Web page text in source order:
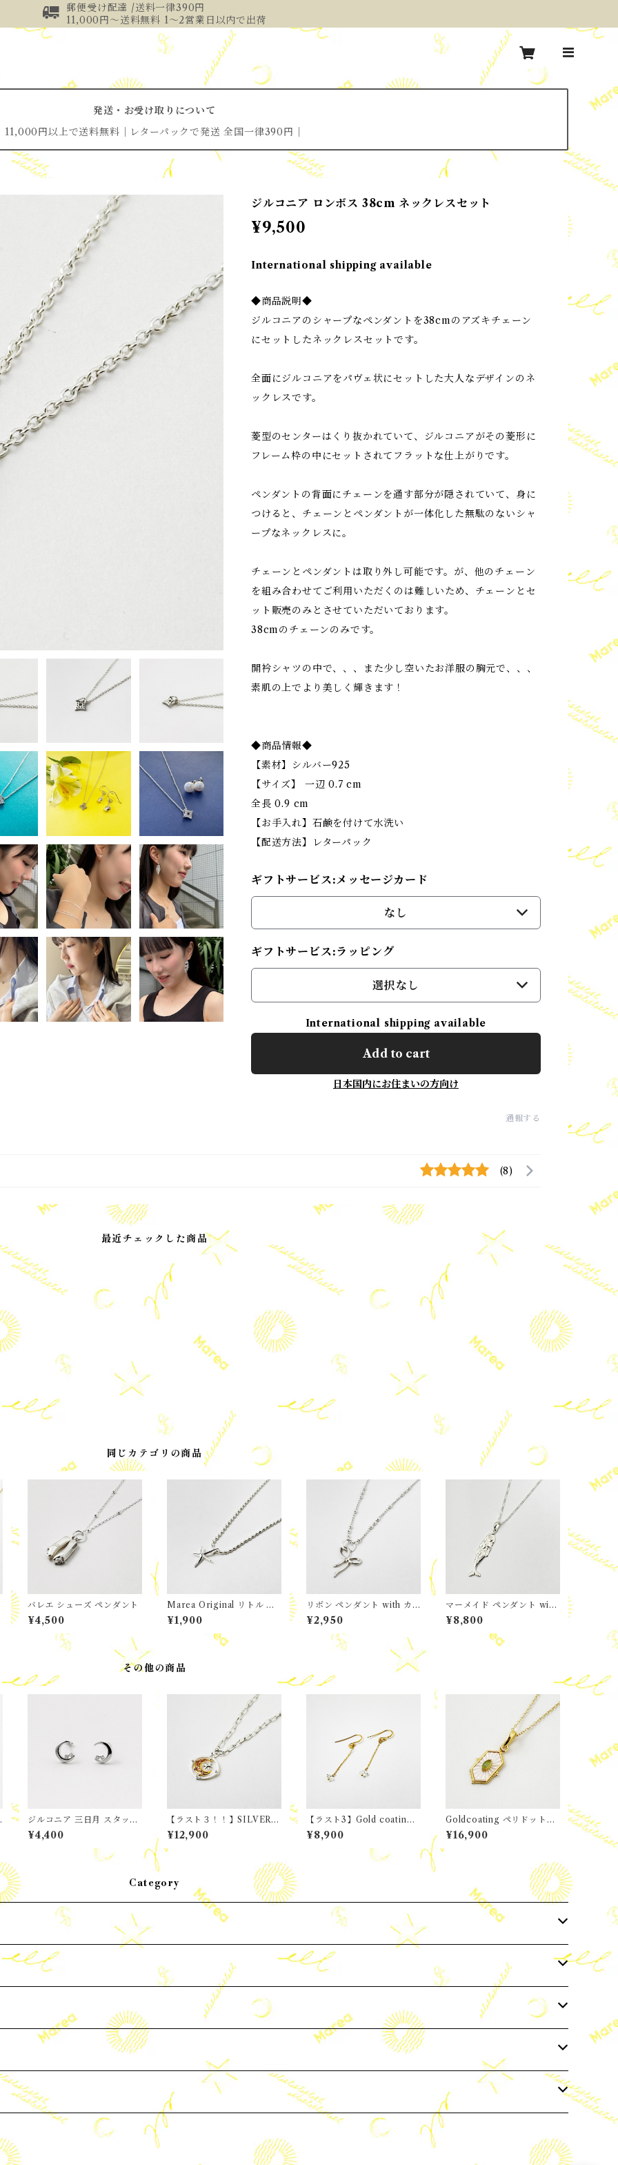
郵便受け配達 /送料一律390円
11,000円～送料無料 1～2営業日以内で出荷
発送・お受け取りについて
11,000円以上で送料無料│レターパックで発送 全国一律390円│
ジルコニア ロンボス 38cm ネックレスセット
¥9,500
International shipping available
◆商品説明◆
ジルコニアのシャープなペンダントを38cmのアズキチェーン
にセットしたネックレスセットです。
全面にジルコニアをパヴェ状にセットした大人なデザインのネ
ックレスです。
菱型のセンターはくり抜かれていて、ジルコニアがその菱形に
フレーム枠の中にセットされてフラットな仕上がりです。
ペンダントの背面にチェーンを通す部分が隠されていて、身に
つけると、チェーンとペンダントが一体化した無駄のないシャ
ープなネックレスに。
チェーンとペンダントは取り外し可能です。が、他のチェーン
を組み合わせてご利用いただくのは難しいため、チェーンとセ
ット販売のみとさせていただいております。
38cmのチェーンのみです。
開衿シャツの中で、、、また少し空いたお洋服の胸元で、、、
素肌の上でより美しく輝きます！
◆商品情報◆
【素材】シルバー925
【サイズ】 一辺 0.7 cm
全長 0.9 cm
【お手入れ】石鹸を付けて水洗い
【配送方法】レターパック
ギフトサービス:メッセージカード
なし
ギフトサービス:ラッピング
選択なし
International shipping available
Add to cart
日本国内にお住まいの方向け
通報する
(8)
最近チェックした商品
同じカテゴリの商品
バレエ シューズ ペンダント
¥4,500
Marea Original リトル ス
ターフィッシュ ペンダン
ト
¥1,900
リボン ペンダント with カ
ットビーズチェーン
¥2,950
マーメイド ペンダント with
Marea チェーン
¥8,800
その他の商品
ジルコニア 三日月 スタッド
ピアス 月星
¥4,400
【ラスト３！！】SILVER a
nd GOLD Mix / MOON a
nd STAR ペンダント
¥12,900
【ラスト3】Gold coating
ハーキマーダイヤモンド ロ
ング フック ピアス
¥8,900
Goldcoating ペリドット＆
白蝶貝 ヘキサゴン ペンダン
ト ネックレス チェーン
¥16,900
Category